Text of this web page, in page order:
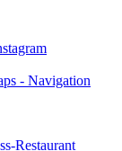
Restaurant